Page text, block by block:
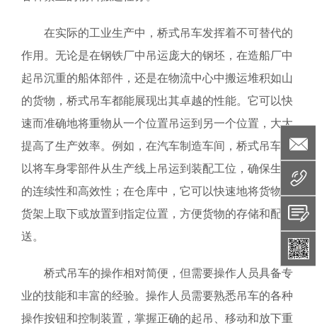
在实际的工业生产中，桥式吊车发挥着不可替代的
作用。无论是在钢铁厂中吊运庞大的钢坯，在造船厂中
起吊沉重的船体部件，还是在物流中心中搬运堆积如山
的货物，桥式吊车都能展现出其卓越的性能。它可以快
速而准确地将重物从一个位置吊运到另一个位置，大大
提高了生产效率。例如，在汽车制造车间，桥式吊车可
以将车身零部件从生产线上吊运到装配工位，确保生产
的连续性和高效性；在仓库中，它可以快速地将货物从
货架上取下或放置到指定位置，方便货物的存储和配
送。
桥式吊车的操作相对简便，但需要操作人员具备专
业的技能和丰富的经验。操作人员需要熟悉吊车的各种
操作按钮和控制装置，掌握正确的起吊、移动和放下重